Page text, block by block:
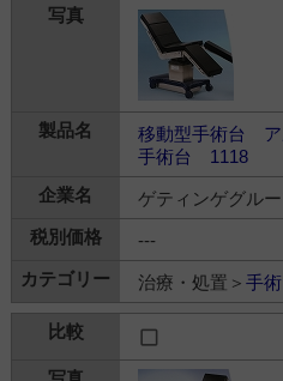
移動型手術台
手術台 1118
ゲティンゲグル
---
治療・処置＞ 手